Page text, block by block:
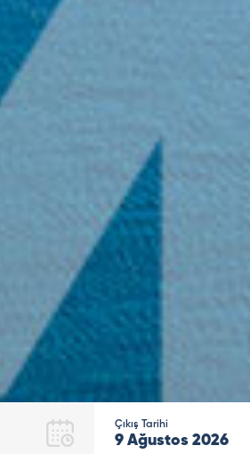
Çıkış Tarihi
9 Ağustos 2026